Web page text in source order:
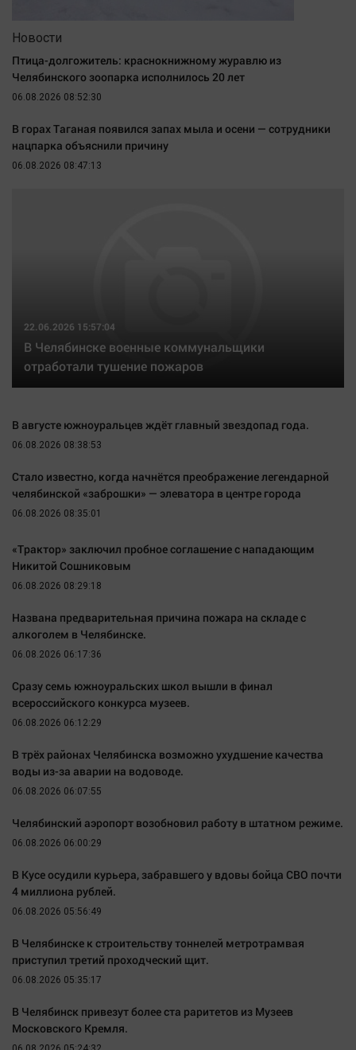
Общество
Политика
Экономика
Здоровье
Образование
Автомобили
XX век: криминальные уроки
Медиаграмотность
Новости компаний
Спецпроект
Другие рубрики
Bookworms
Online-консультация
Актуальная тема
Блогеркуль
Вирус чтения
Гороскоп
Дети
Интервью
Качество жизни
Конкурс
Новости
Птица-долгожитель: краснокнижному журавлю из
Челябинского зоопарка исполнилось 20 лет
06.08.2026 08:52:30
В горах Таганая появился запах мыла и осени — сотрудники
нацпарка объяснили причину
06.08.2026 08:47:13
22.06.2026 15:57:04
В Челябинске военные коммунальщики
отработали тушение пожаров
В августе южноуральцев ждёт главный звездопад года.
06.08.2026 08:38:53
Стало известно, когда начнётся преображение легендарной
челябинской «заброшки» — элеватора в центре города
06.08.2026 08:35:01
«Трактор» заключил пробное соглашение с нападающим
Никитой Сошниковым
06.08.2026 08:29:18
Названа предварительная причина пожара на складе с
алкоголем в Челябинске.
06.08.2026 06:17:36
Сразу семь южноуральских школ вышли в финал
всероссийского конкурса музеев.
06.08.2026 06:12:29
В трёх районах Челябинска возможно ухудшение качества
воды из-за аварии на водоводе.
06.08.2026 06:07:55
Челябинский аэропорт возобновил работу в штатном режиме.
06.08.2026 06:00:29
В Кусе осудили курьера, забравшего у вдовы бойца СВО почти
4 миллиона рублей.
06.08.2026 05:56:49
В Челябинске к строительству тоннелей метротрамвая
приступил третий проходческий щит.
06.08.2026 05:35:17
В Челябинск привезут более ста раритетов из Музеев
Московского Кремля.